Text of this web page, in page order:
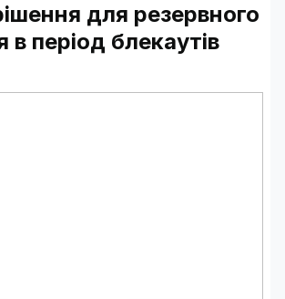
для резервного
період блекаутів